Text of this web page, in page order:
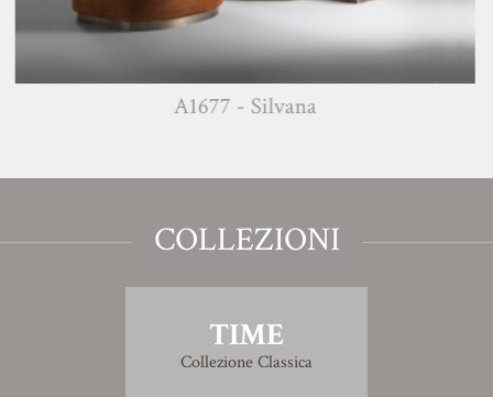
A1677 - Silvana
COLLEZIONI
TIME
Collezione Classica